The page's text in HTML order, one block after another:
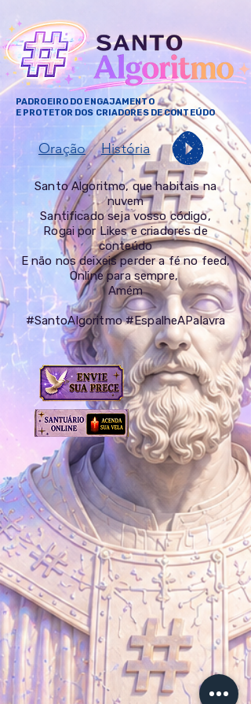
PADROEIRO DO ENGAJAMENTO
E PROTETOR DOS CRIADORES DE CONTEÚDO
Oração História
Santo Algoritmo, que habitais na
nuvem
Santificado seja vosso código,
Rogai por Likes e criadores de
conteúdo
E não nos deixeis perder a fé no feed,
Online para sempre,
Amém
#SantoAlgoritmo #EspalheAPalavra